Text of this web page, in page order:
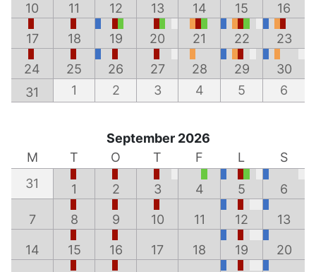
10 11 12 13 14 15 16
17 18 19 20 21 22 23
24 25 26 27 28 29
30
31
1 2 3 4 5 6
September 2026
M
T O T F L
S
31
1 2 3 4 5 6
7 8 9 10 11 12 13
14 15 16 17 18 19 20